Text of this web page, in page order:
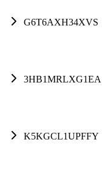
G6T6AXH34XVS
3HB1MRLXG1EA
K5KGCL1UPFFY